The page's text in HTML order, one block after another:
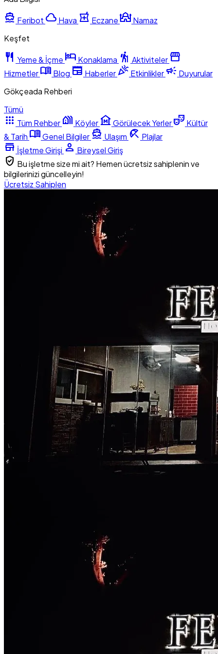
directions_boat Feribot cloud Hava local_pharmacy EczanemosqueNamaz
Keşfet
restaurant Yeme & İçme hotel Konaklama hiking Aktiviteler storefront
Hizmetlermenu_book Blog newspaper Haberler celebrationEtkinlikler campaign Duyurular
Gökçeada Rehberi
Tümü
apps Tüm Rehber holiday_village Köyler museum Görülecek Yerlertheater_comedy Kültür
& Tarih menu_bookGenel Bilgiler directions_boat Ulaşım beach_access Plajlar
store İşletme Girişi person Bireysel Giriş
verified_user Bu işletme size mi ait? Hemen ücretsiz sahiplenin ve
bilgilerinizi güncelleyin!
Ücretsiz Sahiplen